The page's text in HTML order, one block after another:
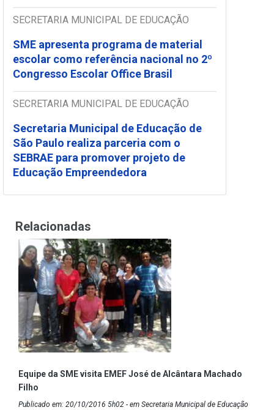
SECRETARIA MUNICIPAL DE EDUCAÇÃO
SME apresenta programa de material
escolar como referência nacional no 2º
Congresso Escolar Office Brasil
SECRETARIA MUNICIPAL DE EDUCAÇÃO
Secretaria Municipal de Educação de
São Paulo realiza parceria com o
SEBRAE para promover projeto de
Educação Empreendedora
Relacionadas
Equipe da SME visita EMEF José de Alcântara Machado
Filho
Publicado em: 20/10/2016 5h02 - em Secretaria Municipal de Educação